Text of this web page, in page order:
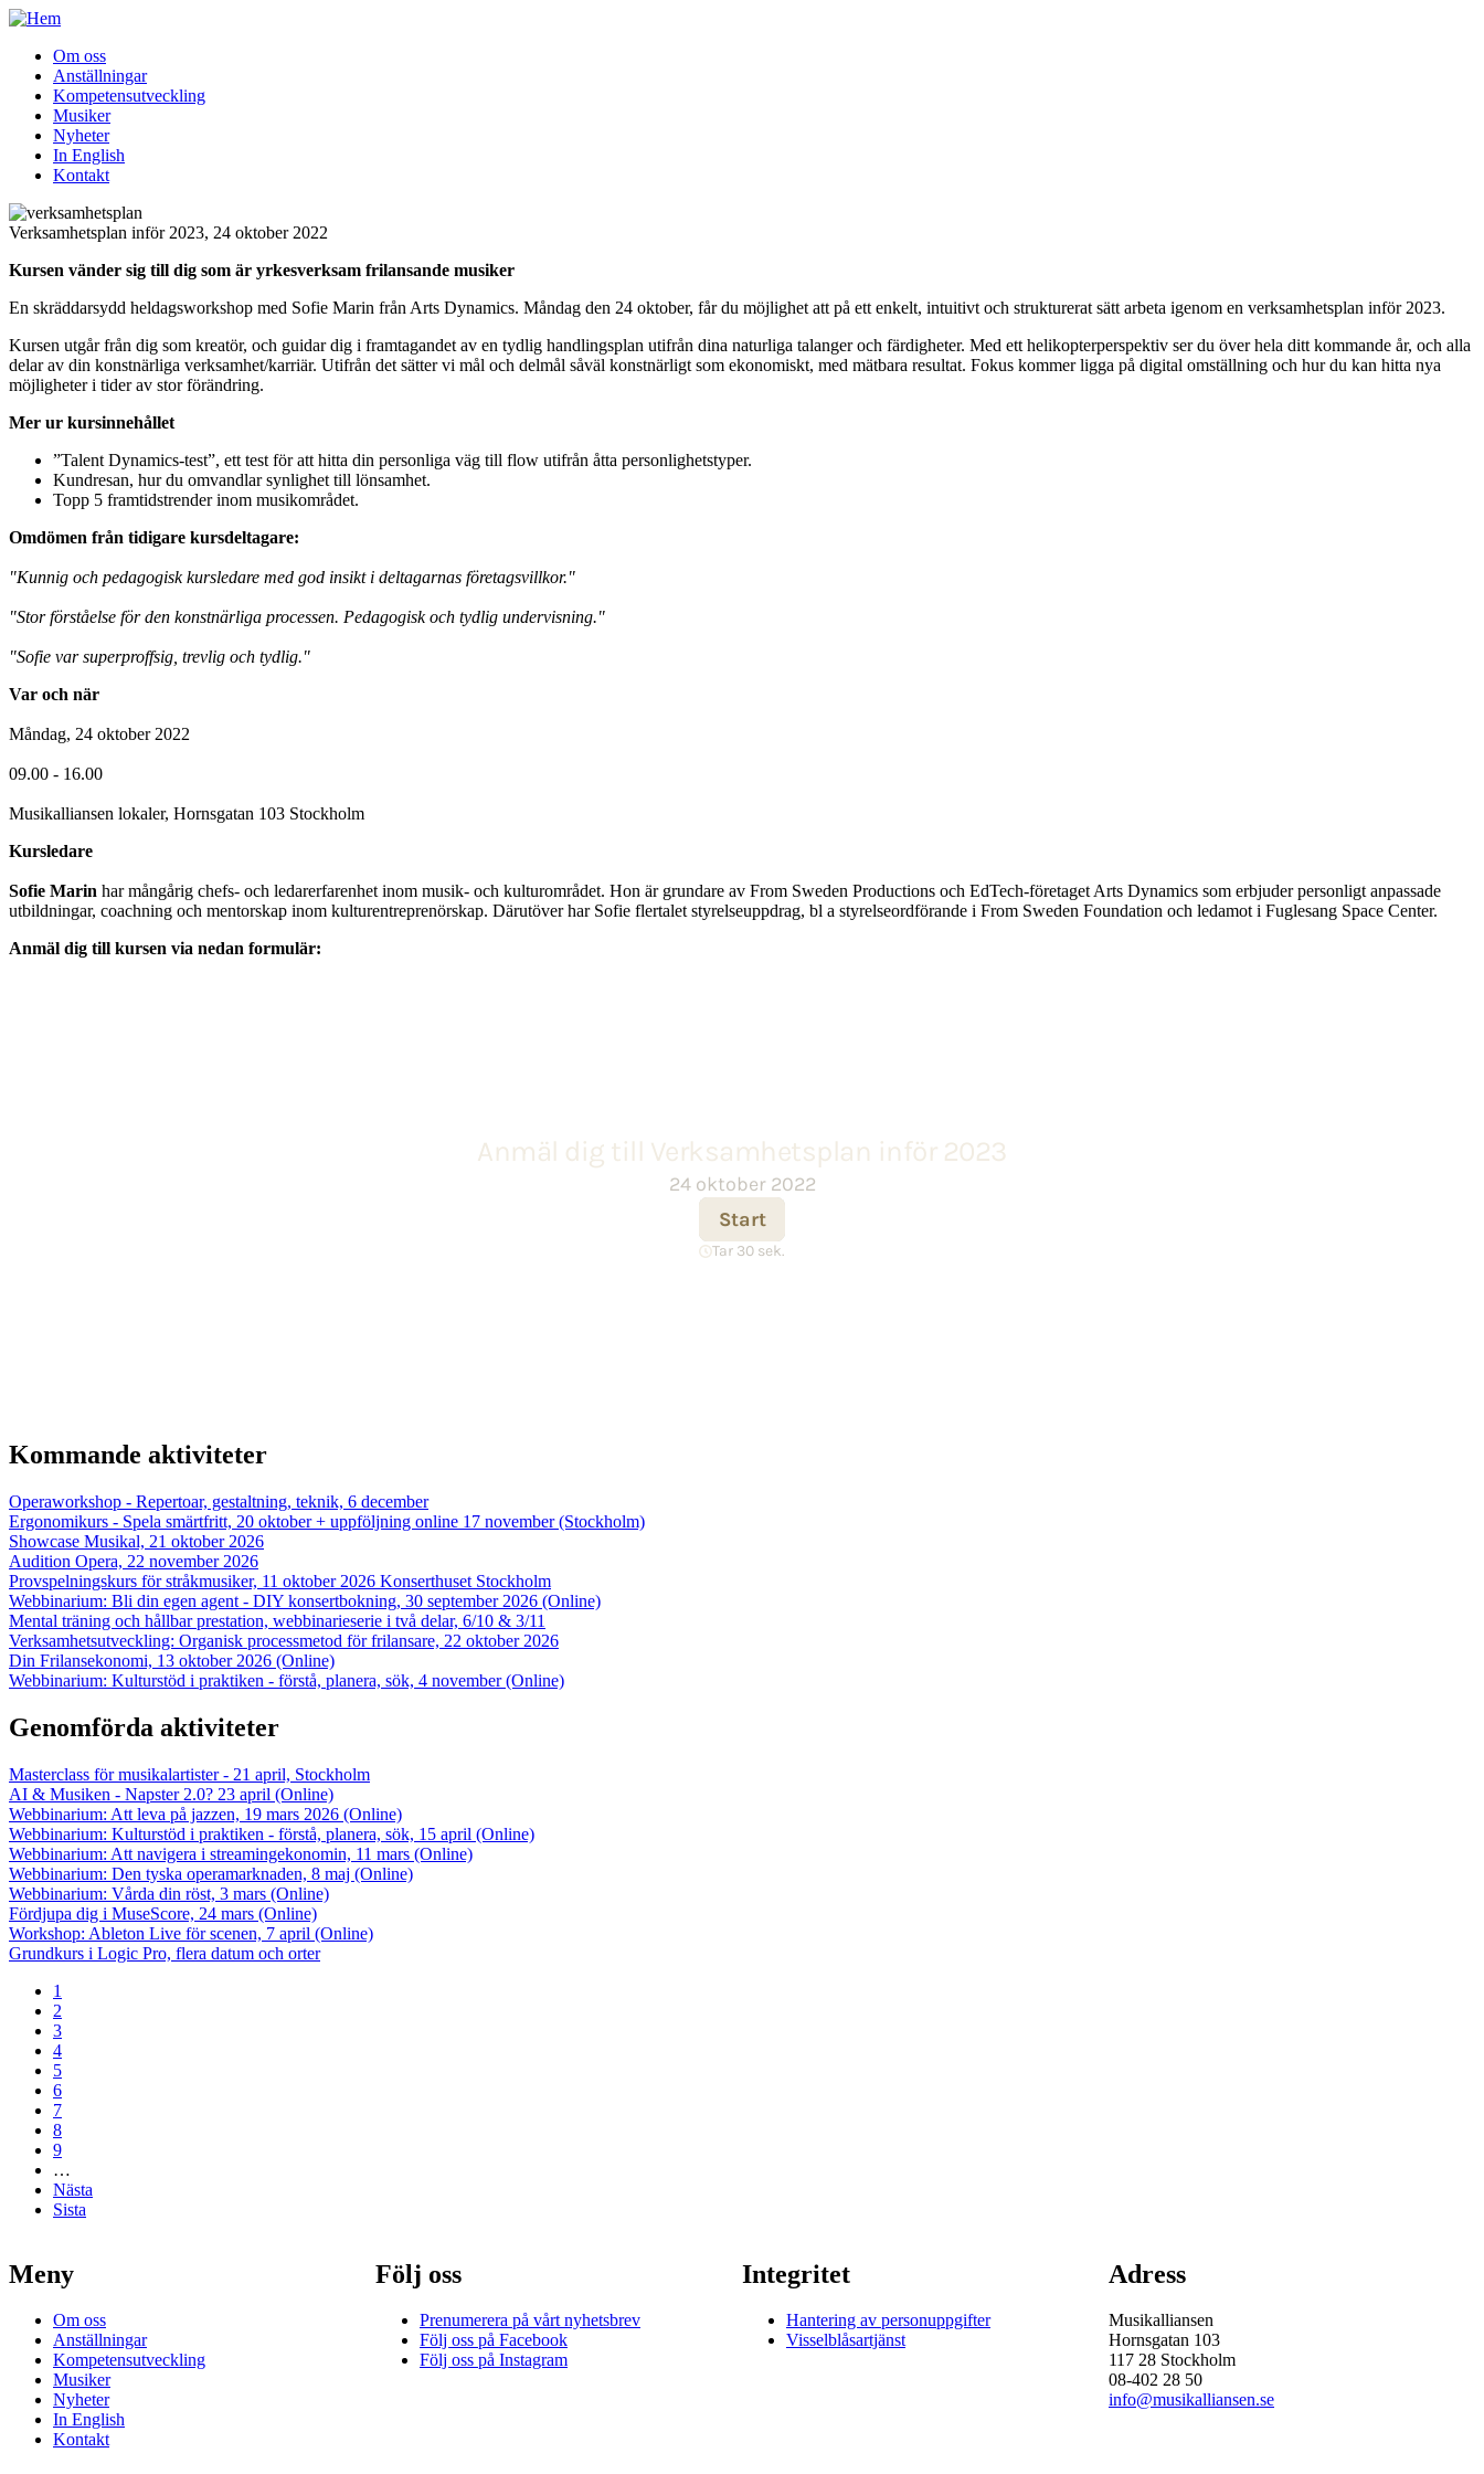
Hoppa
huvudinnehåll
Main
navigation
Om oss
Anställningar
Kompetensutveckling
Musiker
Nyheter
In English
Kontakt
Verksamhetsplan inför 2023, 24 oktober 2022
Kursen vänder sig till dig som är yrkesverksam frilansande musiker
En skräddarsydd heldagsworkshop med Sofie Marin från Arts Dynamics. Måndag den 24 oktober, får du möjlighet att på ett enkelt, intuitivt och strukturerat sätt arbeta igenom en verksamhetsplan inför 2023.
Kursen utgår från dig som kreatör, och guidar dig i framtagandet av en tydlig handlingsplan utifrån dina naturliga talanger och färdigheter. Med ett helikopterperspektiv ser du över hela ditt kommande år, och alla
delar av din konstnärliga verksamhet/karriär. Utifrån det sätter vi mål och delmål såväl konstnärligt som ekonomiskt, med mätbara resultat. Fokus kommer ligga på digital omställning och hur du kan hitta nya
möjligheter i tider av stor förändring.
Mer ur kursinnehållet
”Talent Dynamics-test”, ett test för att hitta din personliga väg till flow utifrån åtta personlighetstyper.
Kundresan, hur du omvandlar synlighet till lönsamhet.
Topp 5 framtidstrender inom musikområdet.
Omdömen från tidigare kursdeltagare:
"Kunnig och pedagogisk kursledare med god insikt i deltagarnas företagsvillkor."
"Stor förståelse för den konstnärliga processen. Pedagogisk och tydlig undervisning."
"Sofie var superproffsig, trevlig och tydlig."
Var och när
Måndag, 24 oktober 2022
09.00 - 16.00
Musikalliansen lokaler, Hornsgatan 103 Stockholm
Kursledare
Sofie Marin har mångårig chefs- och ledarerfarenhet inom musik- och kulturområdet. Hon är grundare av From Sweden Productions och EdTech-företaget Arts Dynamics som erbjuder personligt anpassade
utbildningar, coachning och mentorskap inom kulturentreprenörskap. Därutöver har Sofie flertalet styrelseuppdrag, bl a styrelseordförande i From Sweden Foundation och ledamot i Fuglesang Space Center.
Anmäl dig till kursen via nedan formulär:
Kommande aktiviteter
Operaworkshop - Repertoar, gestaltning, teknik, 6 december
Ergonomikurs - Spela smärtfritt, 20 oktober + uppföljning online 17 november (Stockholm)
Showcase Musikal, 21 oktober 2026
Audition Opera, 22 november 2026
Provspelningskurs för stråkmusiker, 11 oktober 2026 Konserthuset Stockholm
Webbinarium: Bli din egen agent - DIY konsertbokning, 30 september 2026 (Online)
Mental träning och hållbar prestation, webbinarieserie i två delar, 6/10 & 3/11
Verksamhetsutveckling: Organisk processmetod för frilansare, 22 oktober 2026
Din Frilansekonomi, 13 oktober 2026 (Online)
Webbinarium: Kulturstöd i praktiken - förstå, planera, sök, 4 november (Online)
Genomförda aktiviteter
Masterclass för musikalartister - 21 april, Stockholm
AI & Musiken - Napster 2.0? 23 april (Online)
Webbinarium: Att leva på jazzen, 19 mars 2026 (Online)
Webbinarium: Kulturstöd i praktiken - förstå, planera, sök, 15 april (Online)
Webbinarium: Att navigera i streamingekonomin, 11 mars (Online)
Webbinarium: Den tyska operamarknaden, 8 maj (Online)
Webbinarium: Vårda din röst, 3 mars (Online)
Fördjupa dig i MuseScore, 24 mars (Online)
Workshop: Ableton Live för scenen, 7 april (Online)
Grundkurs i Logic Pro, flera datum och orter
Paginering
Nuvarande
sida
1
Page
2
Page
3
Page
4
Page
5
Page
6
Page
7
Page
8
Page
9
…
Nästa
sida
Nästa
Sista
Sista
Meny
Om oss
Anställningar
Kompetensutveckling
Musiker
Nyheter
In English
Kontakt
Följ oss
Prenumerera på vårt nyhetsbrev
Följ oss på Facebook
Följ oss på Instagram
Integritet
Hantering av personuppgifter
Visselblåsartjänst
Adress
Musikalliansen
Hornsgatan 103
117 28 Stockholm
08-402 28 50
info@musikalliansen.se